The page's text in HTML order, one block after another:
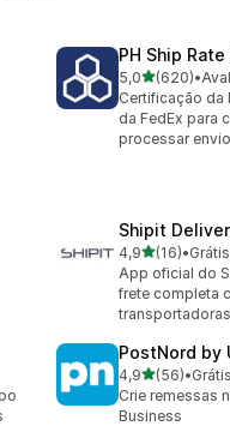
PH Ship
5,0de 5 estrelas
(620)
620 •
Certificação da
da FedEx para
processar
Shipit
4,9de 5 estrelas
(16)
16 avaliações
•
App oficial do
frete completa
transportadoras
PostNord by
4,9de 5 estrelas
(56)
56 avaliações
•
Crie remessas
Business